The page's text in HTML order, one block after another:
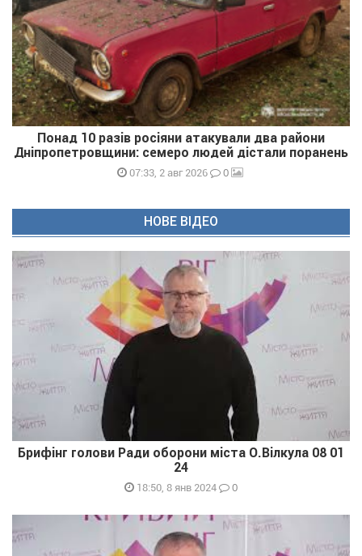
Понад 10 разів росіяни атакували два райони
Дніпропетровщини: семеро людей дістали поранень
07:33, 2 авг 2026 0
НОВЕ ВІДЕО
Брифінг голови Ради оборони міста О.Вілкула 08 01
24
18:50, 8 янв 2024 0